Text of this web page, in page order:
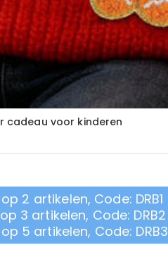
cadeau voor kinderen
2 artikelen, Code: DRB1
3 artikelen, Code: DRB2
5 artikelen, Code: DRB3